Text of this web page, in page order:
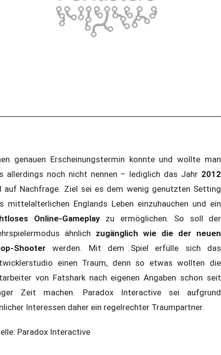
genauen Erscheinungstermin konnte und wollte man
allerdings noch nicht nennen – lediglich das Jahr 2012
auf Nachfrage. Ziel sei es dem wenig genutzten Setting
mittelalterlichen Englands Leben einzuhauchen und ein
Online-Gameplayzu ermöglichen. So soll der
ähnlich zugänglich wie die der neuen
Shooter werden. Mit dem Spiel erfülle sich das
einen Traum, denn so etwas wollten die
von Fatshark nach eigenen Angaben schon seit
Zeit machen. Paradox Interactive sei aufgrund
Interessen daher ein regelrechter Traumpartner.
Paradox Interactive